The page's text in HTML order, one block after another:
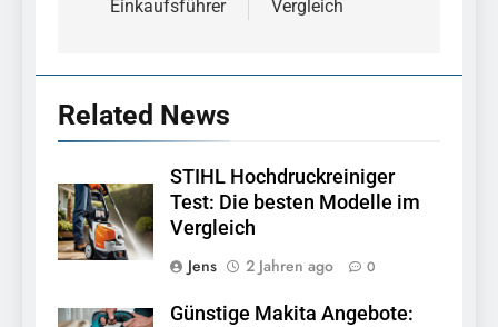
Einkaufsführer
Vergleich
Related News
STIHL Hochdruckreiniger
Test: Die besten Modelle im
Vergleich
Jens
2 Jahren ago 0
Günstige Makita Angebote:
Schnäppchen
TOOLS
6
Hochgrasmäher mieten in
ALLGEMEIN
7
sparen Sie Platz in Ihrer
Garage
ALLGEMEIN